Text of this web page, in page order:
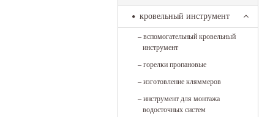
кровельный инструмент
– вспомогательный кровельный
инструмент
– горелки пропановые
– изготовление кляммеров
– инструмент для монтажа
водосточных систем